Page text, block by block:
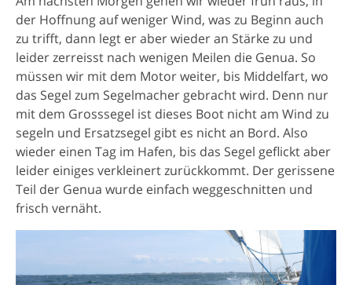
der Hoffnung auf weniger Wind, was zu Beginn auch
zu trifft, dann legt er aber wieder an Stärke zu und
leider zerreisst nach wenigen Meilen die Genua. So
müssen wir mit dem Motor weiter, bis Middelfart, wo
das Segel zum Segelmacher gebracht wird. Denn nur
mit dem Grosssegel ist dieses Boot nicht am Wind zu
segeln und Ersatzsegel gibt es nicht an Bord. Also
wieder einen Tag im Hafen, bis das Segel geflickt aber
leider einiges verkleinert zurückkommt. Der gerissene
Teil der Genua wurde einfach weggeschnitten und
frisch vernäht.